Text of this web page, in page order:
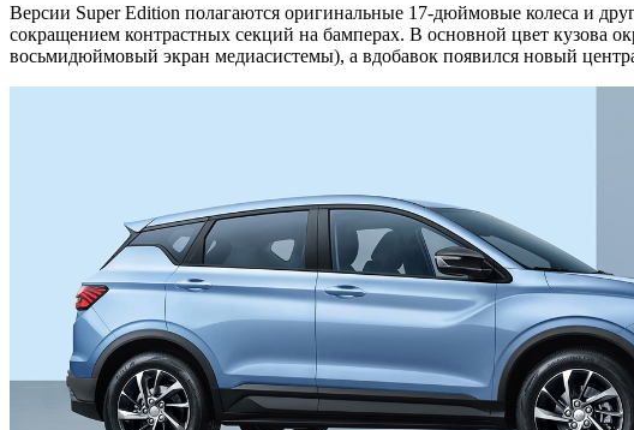
Версии Super Edition полагаются оригинальные 17-дюймовые колеса и
сокращением контрастных секций на бамперах. В основной цвет
восьмидюймовый экран медиасистемы), а вдобавок появился новый